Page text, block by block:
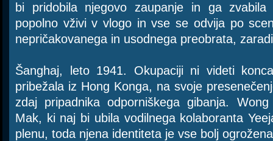
bi pridobila njegovo zaupanje in ga
popolno vživi v vlogo in vse se odvija po
nepričakovanega in usodnega preobrata,
Šanghaj, leto 1941. Okupaciji ni videti
pribežala iz Hong Konga, na svoje
zdaj pripadnika odporniškega gibanja.
Mak, ki naj bi ubila vodilnega kolaboranta
plenu, toda njena identiteta je vse bolj